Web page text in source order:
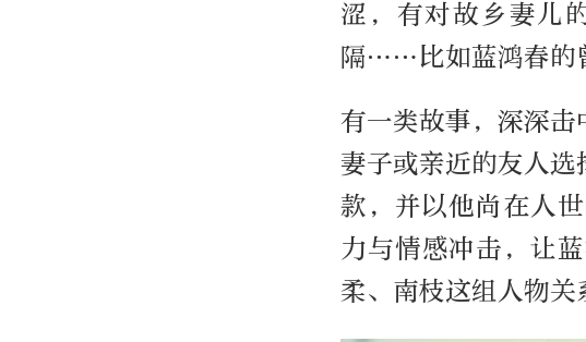
涩，有对故乡妻儿
隔……比如蓝鸿春的
有一类故事，深深
妻子或亲近的友人
款，并以他尚在人
力与情感冲击，让
柔、南枝这组人物关